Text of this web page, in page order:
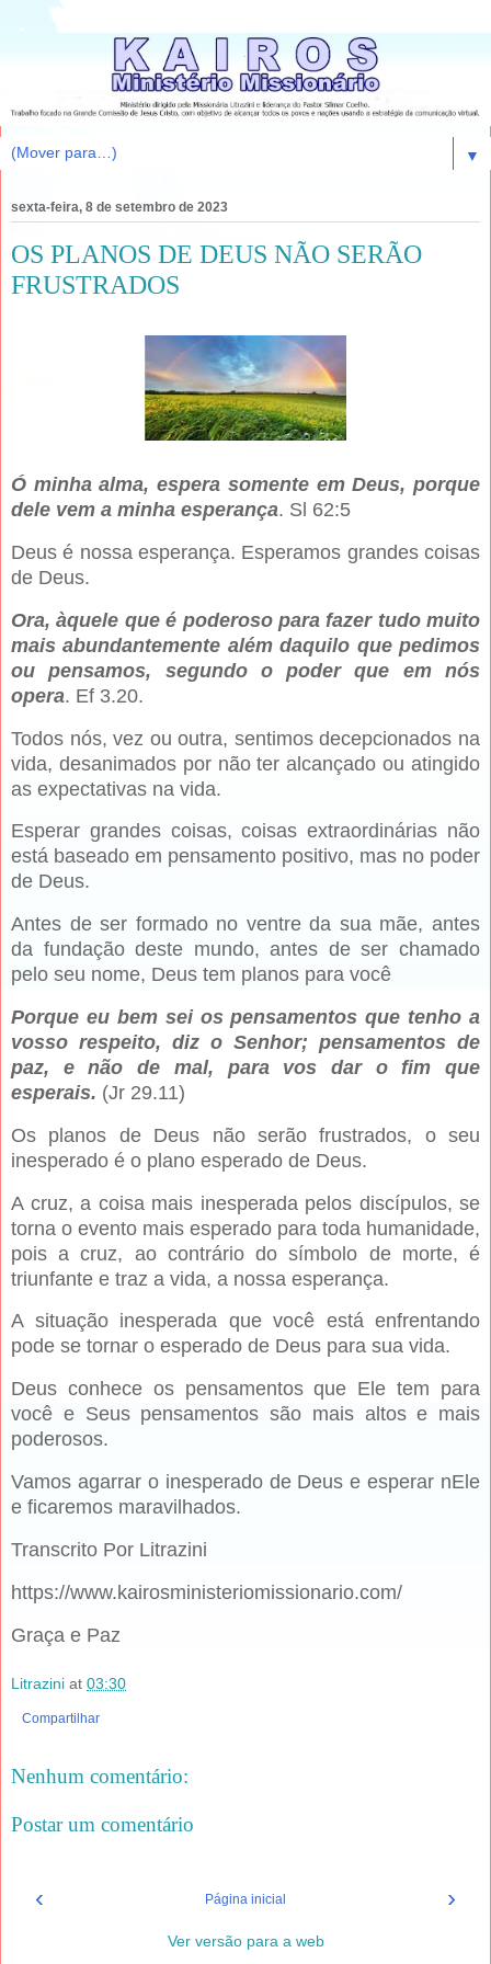
▼
sexta-feira, 8 de setembro de 2023
OS PLANOS DE DEUS NÃO SERÃO
FRUSTRADOS
Ó minha alma, espera somente em Deus, porque
dele vem a minha esperança. Sl 62:5
Deus é nossa esperança. Esperamos grandes coisas
de Deus.
Ora, àquele que é poderoso para fazer tudo muito
mais abundantemente além daquilo que pedimos
ou pensamos, segundo o poder que em nós
opera. Ef 3.20.
Todos nós, vez ou outra, sentimos decepcionados na
vida, desanimados por não ter alcançado ou atingido
as expectativas na vida.
Esperar grandes coisas, coisas extraordinárias não
está baseado em pensamento positivo, mas no poder
de Deus.
Antes de ser formado no ventre da sua mãe, antes
da fundação deste mundo, antes de ser chamado
pelo seu nome, Deus tem planos para você
Porque eu bem sei os pensamentos que tenho a
vosso respeito, diz o Senhor; pensamentos de
paz, e não de mal, para vos dar o fim que
esperais. (Jr 29.11)
Os planos de Deus não serão frustrados, o seu
inesperado é o plano esperado de Deus.
A cruz, a coisa mais inesperada pelos discípulos, se
torna o evento mais esperado para toda humanidade,
pois a cruz, ao contrário do símbolo de morte, é
triunfante e traz a vida, a nossa esperança.
A situação inesperada que você está enfrentando
pode se tornar o esperado de Deus para sua vida.
Deus conhece os pensamentos que Ele tem para
você e Seus pensamentos são mais altos e mais
poderosos.
Vamos agarrar o inesperado de Deus e esperar nEle
e ficaremos maravilhados.
Transcrito Por Litrazini
https://www.kairosministeriomissionario.com/
Graça e Paz
Litrazini at 03:30
Compartilhar
Nenhum comentário:
Postar um comentário
‹ ›
Página inicial
Ver versão para a web